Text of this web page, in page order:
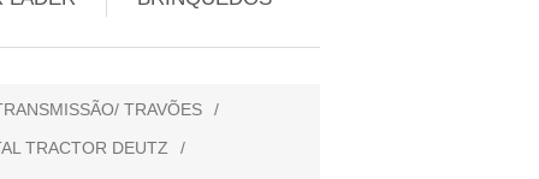
TRAVÕES
/
TRACTOR DEUTZ
/